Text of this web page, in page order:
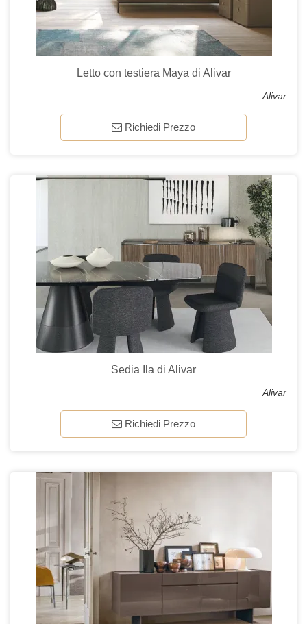
Letto con testiera Maya di Alivar
Alivar
Richiedi Prezzo
Sedia Ila di Alivar
Alivar
Richiedi Prezzo